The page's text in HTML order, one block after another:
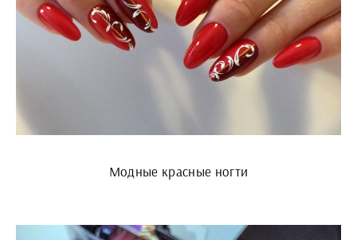
Модные красные ногти